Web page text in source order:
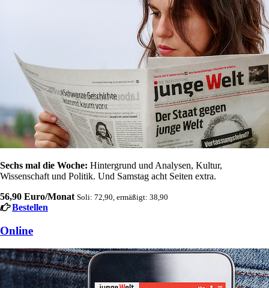
Sechs mal die Woche: Hintergrund und Analysen, Kultur,
Wissenschaft und Politik. Und Samstag acht Seiten extra.
56,90 Euro/Monat Soli: 72,90, ermäßigt: 38,90
Bestellen
Online